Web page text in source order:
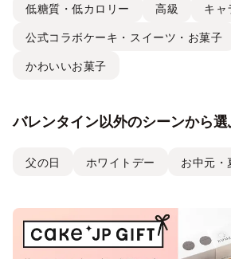
低糖質・低カロリー 高級 キャ
公式コラボケーキ・スイーツ・お菓子
かわいいお菓子
バレンタイン以外のシーンから選
父の日 ホワイトデー お中元・